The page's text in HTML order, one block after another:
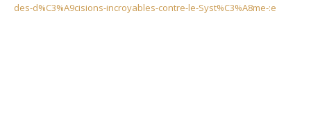
des-d%C3%A9cisions-incroyables-contre-le-Syst%C3%A8me-:e